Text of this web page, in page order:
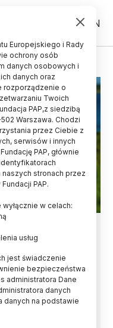
PL EN
UV nie
chronić
UV, które jest
i raków
Europejskiego i Rady
ochrony osób
danych osobowych i
danych oraz
rozporządzenie o
Twoich
PAP,z siedzibą
Warszawa. Chodzi
przez Ciebie z
serwisów i innych
PAP, głównie
stronach przez
PAP.
w celach:
usług
jest świadczenie
bezpieczeństwa
administratora Dane
danych
danych na podstawie